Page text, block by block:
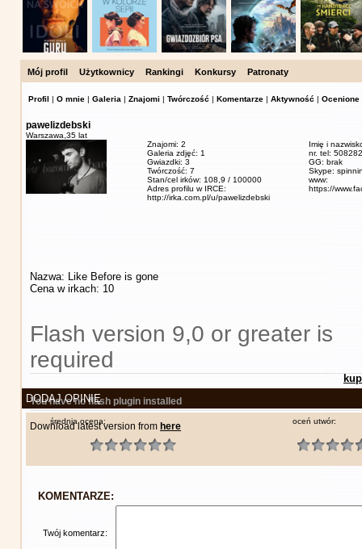
Mój profil Użytkownicy Rankingi Konkursy Patronaty
Profil | O mnie | Galeria | Znajomi | Twórczość | Komentarze | Aktywność | Ocenione
pawelizdebski
Warszawa, 35 lat
Znajomi: 2
Galeria zdjęć: 1
Gwiazdki: 3
Twórczość: 7
Stan/cel irków: 108,9 / 100000
Adres profilu w IRCE:
http://irka.com.pl/u/pawelizdebski
Imię i
nr. tel:
GG: brak
Skype:
www:
https://
Nazwa: Like Before is gone
Cena w irkach: 10
Flash version 9,0 or greater is
required
You have no flash plugin installed
Download latest version from here
DODAJ OPINIĘ
średnia ocena: oceń utwór:
KOMENTARZE:
Twój komentarz: